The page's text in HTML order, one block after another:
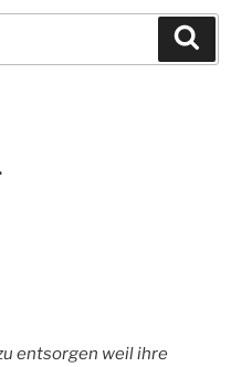
entsorgen weil ihre